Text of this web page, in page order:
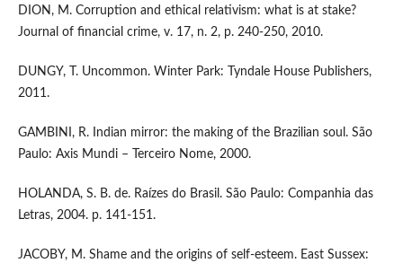
DION, M. Corruption and ethical relativism: what is at stake?
Journal of financial crime, v. 17, n. 2, p. 240-250, 2010.
DUNGY, T. Uncommon. Winter Park: Tyndale House Publishers,
2011.
GAMBINI, R. Indian mirror: the making of the Brazilian soul. São
Paulo: Axis Mundi – Terceiro Nome, 2000.
HOLANDA, S. B. de. Raízes do Brasil. São Paulo: Companhia das
Letras, 2004. p. 141-151.
JACOBY, M. Shame and the origins of self-esteem. East Sussex: